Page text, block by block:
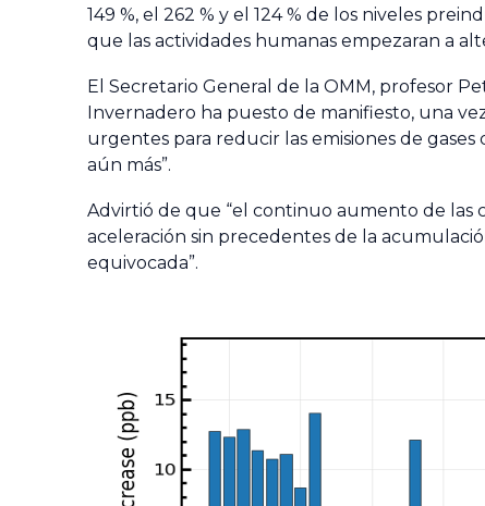
149 %, el 262 % y el 124 % de los niveles
que las actividades humanas empezaran a
El Secretario General de la OMM, profesor
Invernadero ha puesto de manifiesto, una
urgentes para reducir las emisiones de
aún más”.
Advirtió de que “el continuo aumento de las
aceleración sin precedentes de la
equivocada”.